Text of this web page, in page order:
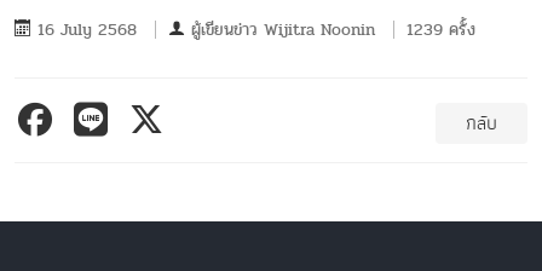
16 July 2568 ผู้เขียนข่าว Wijitra Noonin 1239 ครั้ง
กลับ